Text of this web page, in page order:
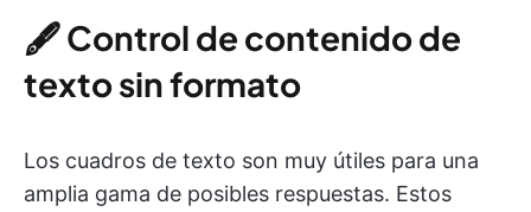
🖋Control de contenido de
texto sin formato
Los cuadros de texto son muy útiles para una
amplia gama de posibles respuestas. Estos